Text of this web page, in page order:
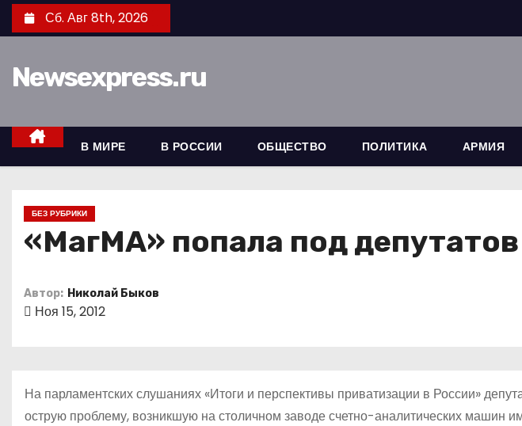
е
к
Сб. Авг 8th, 2026
Newsexpress.ru
В МИРЕ В РОССИИ ОБЩЕСТВО ПОЛИТИКА АРМИЯ
БЕЗ РУБРИКИ
«МагМА» попала под
Автор: Николай Быков
Ноя 15, 2012
На парламентских слушаниях «Итоги и перспективы приватизации в России»
острую проблему, возникшую на столичном заводе счетно-аналитических